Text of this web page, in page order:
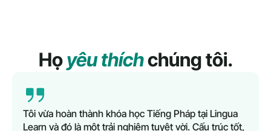
Họyêu thíchchúng tôi.
Tôi vừa hoàn thành khóa học Tiếng Pháp tại Lingua
Learn và đó là một trải nghiệm tuyệt vời. Cấu trúc tốt,